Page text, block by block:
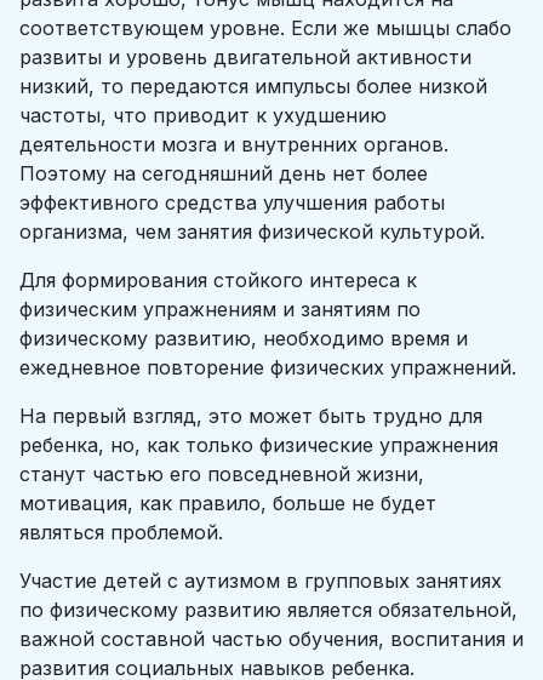
соответствующем уровне. Если же мышцы слабо
развиты и уровень двигательной активности
низкий, то передаются импульсы более низкой
частоты, что приводит к ухудшению
деятельности мозга и внутренних органов.
Поэтому на сегодняшний день нет более
эффективного средства улучшения работы
организма, чем занятия физической культурой.
Для формирования стойкого интереса к
физическим упражнениям и занятиям по
физическому развитию, необходимо время и
ежедневное повторение физических упражнений.
На первый взгляд, это может быть трудно для
ребенка, но, как только физические упражнения
станут частью его повседневной жизни,
мотивация, как правило, больше не будет
являться проблемой.
Участие детей с аутизмом в групповых занятиях
по физическому развитию является обязательной,
важной составной частью обучения, воспитания и
развития социальных навыков ребенка.